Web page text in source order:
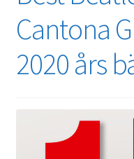
English
Cantona
2020 års